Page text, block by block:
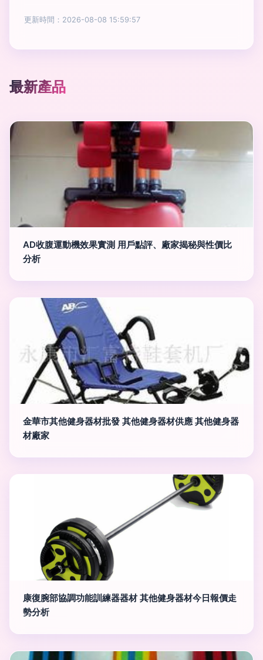
更新時間：2026-08-08 15:59:57
最新產品
AD收腹運動機效果實測 用戶點評、廠家揭秘與性價比
分析
金華市其他健身器材批發 其他健身器材供應 其他健身器
材廠家
康復腕部協調功能訓練器器材 其他健身器材今日報價走
勢分析